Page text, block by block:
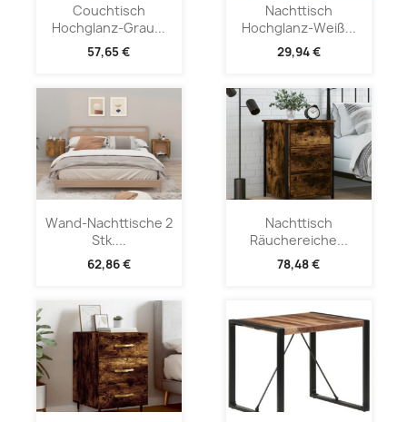
Couchtisch
Hochglanz-Grau...
57,65 €
Nachttisch
Hochglanz-Weiß...
29,94 €
Wand-Nachttische 2
Stk....
62,86 €
Nachttisch
Räuchereiche...
78,48 €